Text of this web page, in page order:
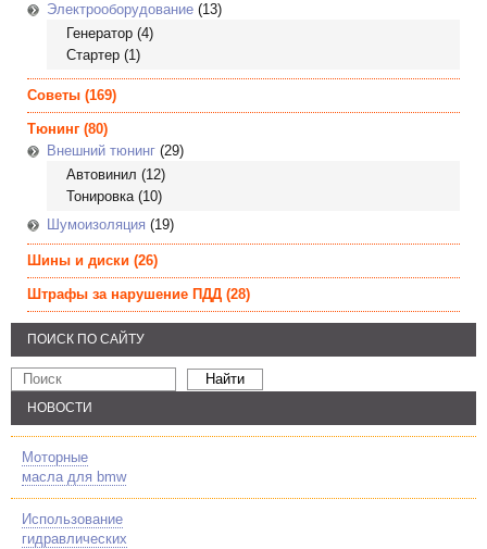
Электрооборудование (13)
Генератор (4)
Стартер (1)
Советы (169)
Тюнинг (80)
Внешний тюнинг (29)
Автовинил (12)
Тонировка(10)
Шумоизоляция (19)
Шины и диски (26)
Штрафы за нарушение ПДД (28)
ПОИСК ПО САЙТУ
НОВОСТИ
Моторные
масла для bmw
Использование
гидравлических